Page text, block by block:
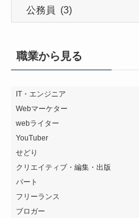
色々
バ
ン
探
す
職業から見る
IT・エンジニア
Webマーケター
webライター
YouTuber
せどり
クリエイティブ・編集・出版
パート
フリーランス
ブロガー